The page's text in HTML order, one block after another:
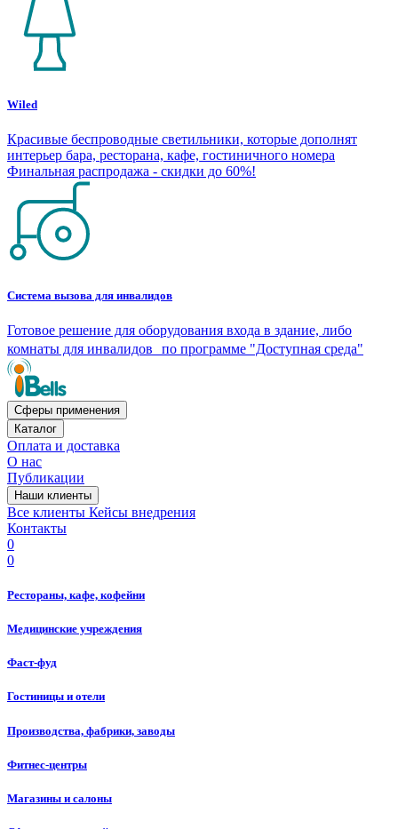
Wiled
Красивые беспроводные светильники, которые дополнят
интерьер бара, ресторана, кафе, гостиничного номера
Финальная распродажа - скидки до 60%!
Система вызова для инвалидов
Готовое решение для оборудования входа в здание, либо
комнаты для инвалидов по программе "Доступная среда"
Сферы применения
Каталог
Оплата и доставка
О нас
Публикации
Наши клиенты
Все клиенты Кейсы внедрения
Контакты
0
0
Рестораны, кафе, кофейни
Медицинские учреждения
Фаст-фуд
Гостиницы и отели
Производства, фабрики, заводы
Фитнес-центры
Магазины и салоны